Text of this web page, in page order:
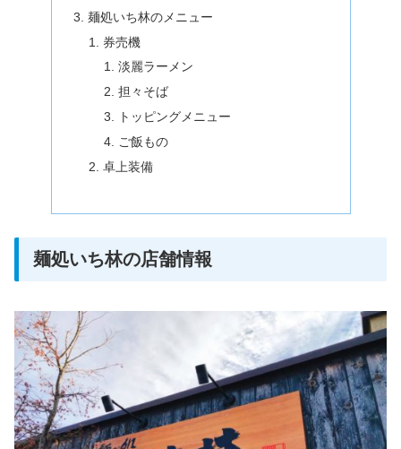
麺処いち林のメニュー
券売機
淡麗ラーメン
担々そば
トッピングメニュー
ご飯もの
卓上装備
麺処いち林の店舗情報